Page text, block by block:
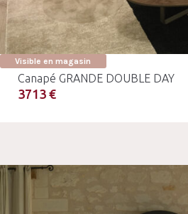
Visible en magasin
Canapé GRANDE DOUBLE DAY
3713 €